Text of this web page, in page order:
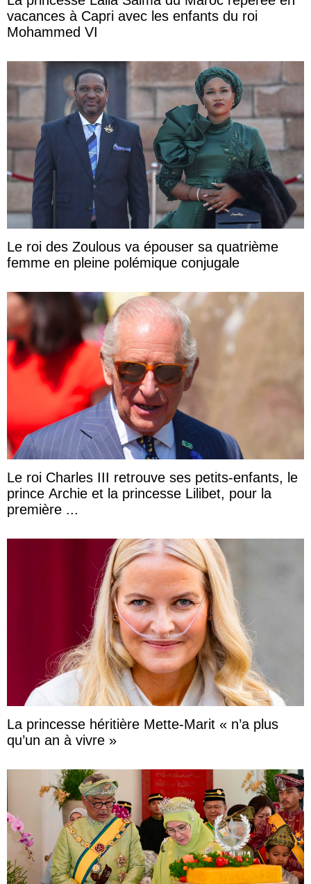
vacances à Capri avec les enfants du roi
Mohammed VI
Le roi des Zoulous va épouser sa quatrième
femme en pleine polémique conjugale
Le roi Charles III retrouve ses petits-enfants, le
prince Archie et la princesse Lilibet, pour la
première ...
La princesse héritière Mette-Marit « n’a plus
qu’un an à vivre »